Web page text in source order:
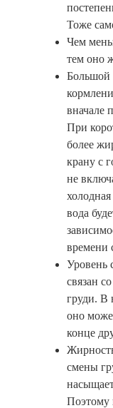
Тоже
Чем
тем оно
Большой
вначале
При
более
крану с
не
вода
времени
Уровень
связан
груди. В
оно
конце
смены
Поэтому